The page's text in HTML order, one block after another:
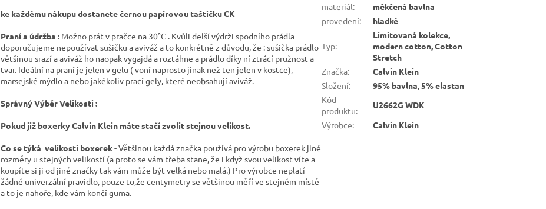
ke každému nákupu dostanete černou papírovou taštičku CK
Praní a údržba : Možno prát v pračce na 30°C . Kvůli delší výdrži spodního prádla
doporučujeme nepoužívat sušičku a aviváž a to konkrétně z důvodu, že : sušička prádlo
většinou srazí a aviváž ho naopak vygajdá a roztáhne a prádlo díky ní ztrácí pružnost a
tvar. Ideální na praní je jelen v gelu ( voní naprosto jinak než ten jelen v kostce),
marsejské mýdlo a nebo jakékoliv prací gely, které neobsahují aviváž.
Správný Výběr Velikosti :
Pokud již boxerky Calvin Klein máte stačí zvolit stejnou velikost.
Co se týká velikosti boxerek- Většinou každá značka používá pro výrobu boxerek jiné
rozměry u stejných velikostí (a proto se vám třeba stane, že i když svou velikost víte a
koupíte si ji od jiné značky tak vám může být velká nebo malá.) Pro výrobce neplatí
žádné univerzální pravidlo, pouze to,že centymetry se většinou měří ve stejném místě
a to je nahoře, kde vám končí guma.
materiál:
měkčená bavlna
provedení: hladké
Typ:
Limitovaná kolekce,
modern cotton, Cotton
Stretch
Značka:
Calvin Klein
Složení:
95% bavlna, 5% elastan
Kód
produktu:
U2662G WDK
Výrobce: Calvin Klein